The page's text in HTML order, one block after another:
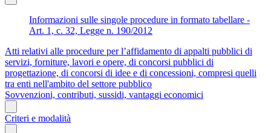
Informazioni sulle singole procedure in formato tabellare -
Art. 1, c. 32, Legge n. 190/2012
Atti relativi alle procedure per l’affidamento di appalti pubblici di
servizi, forniture, lavori e opere, di concorsi pubblici di
progettazione, di concorsi di idee e di concessioni, compresi quelli
tra enti nell'ambito del settore pubblico
Sovvenzioni, contributi, sussidi, vantaggi economici
Criteri e modalità